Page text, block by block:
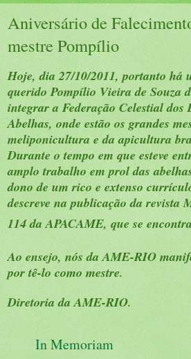
Aniversári​o de
mestre Pompílio
Hoje, dia 27/10/2011, portanto há
querido Pompílio Vieira de Souza
integrar a Federação Celestial dos
Abelhas, onde estão os grandes
meliponicultura e da apicultura
Durante o tempo em que esteve
amplo trabalho em prol das
dono de um rico e extenso
descreve na publicação da revista
114 da APACAME, que se
Ao ensejo, nós da AME-RIO
por tê-lo como mestre.
Diretoria da AME-RIO.
In Memoriam